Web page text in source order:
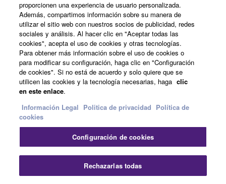
España - Spanish
Empresa
Contacte con nosotrosTerminos de uso
Politica de privacidadPolítica de cookies
Información Legal
proporcionen una experiencia de usuario personalizada.
Además, compartimos información sobre su manera de
utilizar el sitio web con nuestros socios de publicidad, redes
sociales y análisis. Al hacer clic en "Aceptar todas las
cookies", acepta el uso de cookies y otras tecnologías.
Para obtener más información sobre el uso de cookies o
para modificar su configuración, haga clic en "Configuración
de cookies". Si no está de acuerdo y solo quiere que se
utilicen las cookies y la tecnología necesarias, haga clic
en este enlace.
Información Legal Politica de privacidad Política de
cookies
Configuración de cookies
Rechazarlas todas